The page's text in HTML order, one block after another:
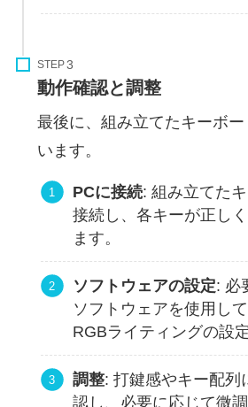
STEP
動作確認と調整
最後に、組み立てたキーボ
います。
PCに接続: 組み立てた
接続し、各キーが正し
ます。
ソフトウェアの設定: 必
ソフトウェアを使用し
RGBライティングの設
調整: 打鍵感やキー配列
認し、必要に応じて微